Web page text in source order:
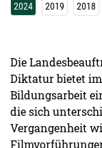
2024 2019 2018
Die
Diktatur bietet
Bildungsarbeit
die sich
Vergangenheit